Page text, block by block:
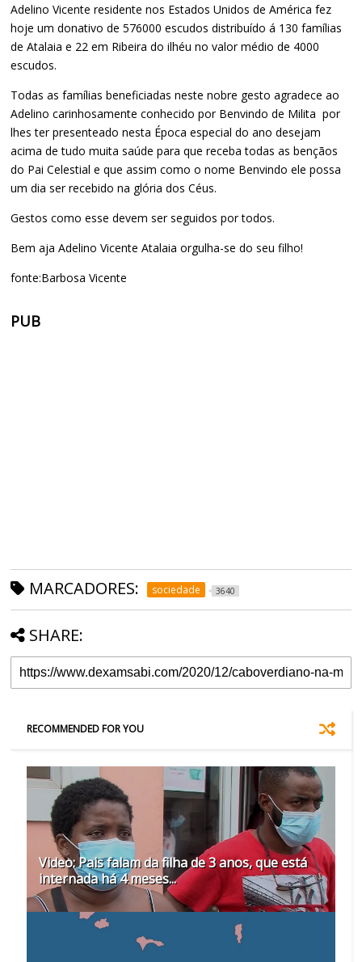
Adelino Vicente residente nos Estados Unidos de América fez
hoje um donativo de 576000 escudos distribuído á 130 famílias
de Atalaia e 22 em Ribeira do ilhéu no valor médio de 4000
escudos.
Todas as famílias beneficiadas neste nobre gesto agradece ao
Adelino carinhosamente conhecido por Benvindo de Milita por
lhes ter presenteado nesta Época especial do ano desejam
acima de tudo muita saúde para que receba todas as bençãos
do Pai Celestial e que assim como o nome Benvindo ele possa
um dia ser recebido na glória dos Céus.
Gestos como esse devem ser seguidos por todos.
Bem aja Adelino Vicente Atalaia orgulha-se do seu filho!
fonte:Barbosa Vicente
PUB
MARCADORES: sociedade 3640
SHARE:
RECOMMENDED FOR YOU
Video: Pais falam da filha de 3 anos, que está
internada há 4 meses...